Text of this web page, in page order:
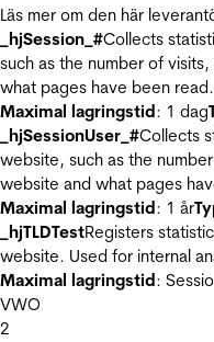
Läs mer om den här
_hjSession_#Collects
such as the number of
what pages have been read.
Maximal lagringstid: 1 dag
_hjSessionUser_#Collects
website, such as the
website and what pages
Maximal lagringstid: 1 år
_hjTLDTestRegisters
website. Used for internal
Maximal lagringstid:
VWO
2